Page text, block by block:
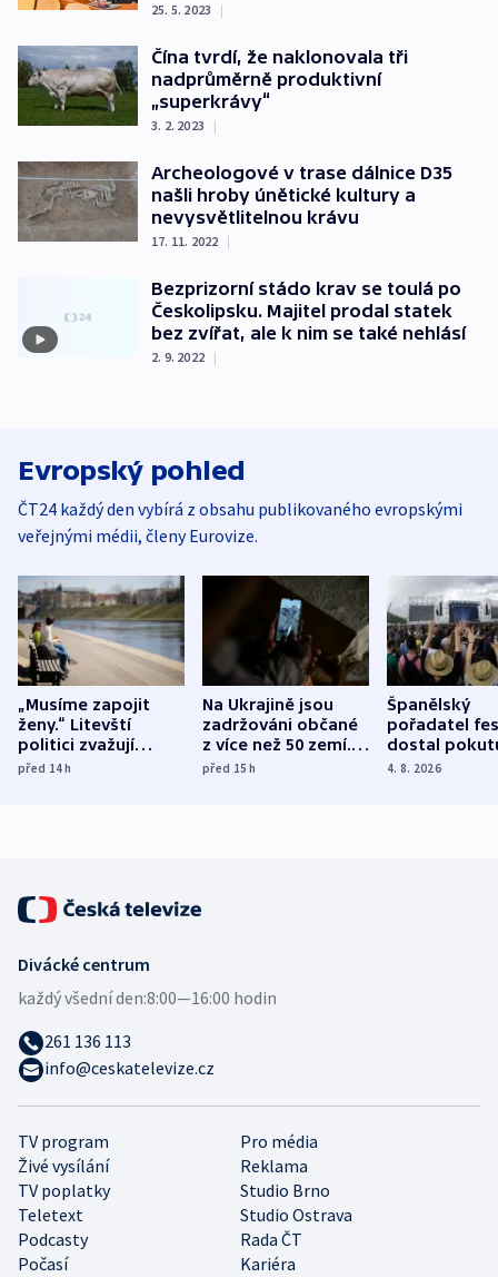
25. 5. 2023 |
Čína tvrdí, že naklonovala tři
nadprůměrně produktivní
„superkrávy“
3. 2. 2023 |
Archeologové v trase dálnice D35
našli hroby únětické kultury a
nevysvětlitelnou krávu
17. 11. 2022 |
Bezprizorní stádo krav se toulá po
Českolipsku. Majitel prodal statek
bez zvířat, ale k nim se také nehlásí
2. 9. 2022 |
Evropský pohled
ČT24 každý den vybírá z obsahu publikovaného evropskými
veřejnými médii, členy Eurovize.
„Musíme zapojit
ženy.“ Litevští
politici zvažují
dohodu o
před 14h
Na Ukrajině jsou
zadržováni občané
z více než 50 zemí.
Bojovali na straně
před 15h
Španělský
pořadatel
dostal
nekalé
4. 8. 2026
TV program
Pro média
Živé vysílání
Reklama
TV poplatky
Studio Brno
Teletext
Studio Ostrava
Podcasty
Rada ČT
Počasí
Kariéra
Divácké centrum
každý všední den:8:00—16:00 hodin
261 136 113
info@ceskatelevize.cz